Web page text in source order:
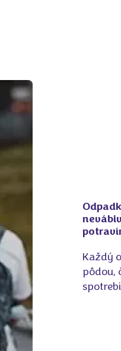
Každý
pôdou,